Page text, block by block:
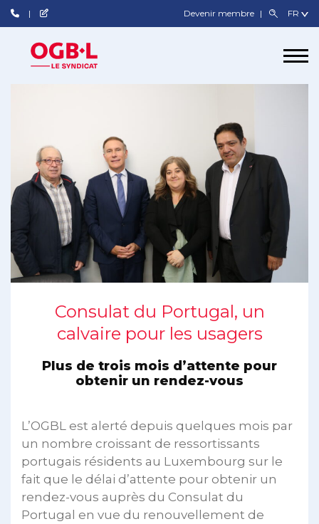
Devenir membre
Consulat du Portugal, un
calvaire pour les usagers
Plus de trois mois d’attente pour
obtenir un rendez-vous
L’OGBL est alerté depuis quelques mois par
un nombre croissant de ressortissants
portugais résidents au Luxembourg sur le
fait que le délai d’attente pour obtenir un
rendez-vous auprès du Consulat du
Portugal en vue du renouvellement de